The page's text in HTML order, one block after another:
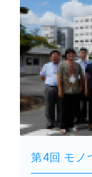
第4回 モノ